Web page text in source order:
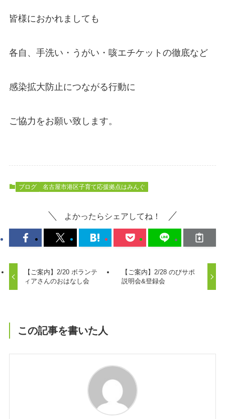
皆様におかれましても
各自、手洗い・うがい・咳エチケットの徹底など
感染拡大防止につながる行動に
ご協力をお願い致します。
ブログ 名古屋市港区子育て応援拠点はみんぐ
よかったらシェアしてね！
【ご案内】2/20 ボランテ
ィアさんのおはなし会
【ご案内】2/28 のびサポ
説明会&登録会
この記事を書いた人